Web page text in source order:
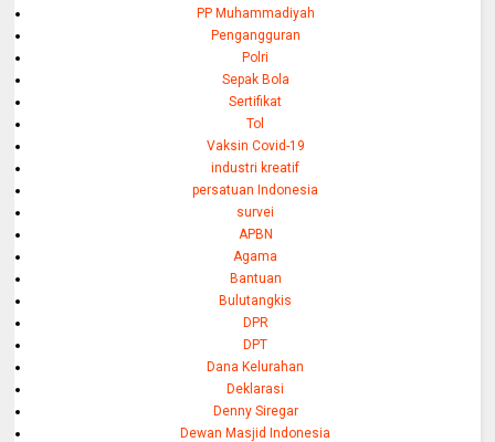
PP Muhammadiyah
Pengangguran
Polri
Sepak Bola
Sertifikat
Tol
Vaksin Covid-19
industri kreatif
persatuan Indonesia
survei
APBN
Agama
Bantuan
Bulutangkis
DPR
DPT
Dana Kelurahan
Deklarasi
Denny Siregar
Dewan Masjid Indonesia